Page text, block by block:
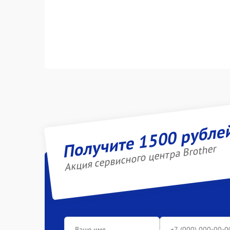
Получите 1500
Акция сервисного центра Brother